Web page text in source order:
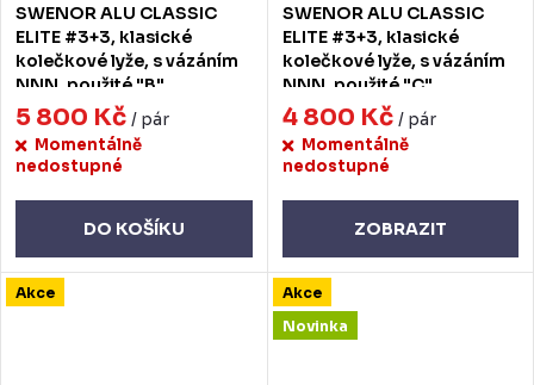
SWENOR ALU CLASSIC
ELITE #3+3, klasické
kolečkové lyže, s vázáním
NNN, použité "B"
5 800 Kč / pár
Momentálně
nedostupné
DO KOŠÍKU
SWENOR ALU CLASSIC
ELITE #3+3, klasické
kolečkové lyže, s vázáním
NNN, použité "C"
4 800 Kč / pár
Momentálně
nedostupné
ZOBRAZIT
Akce
Akce
Novinka